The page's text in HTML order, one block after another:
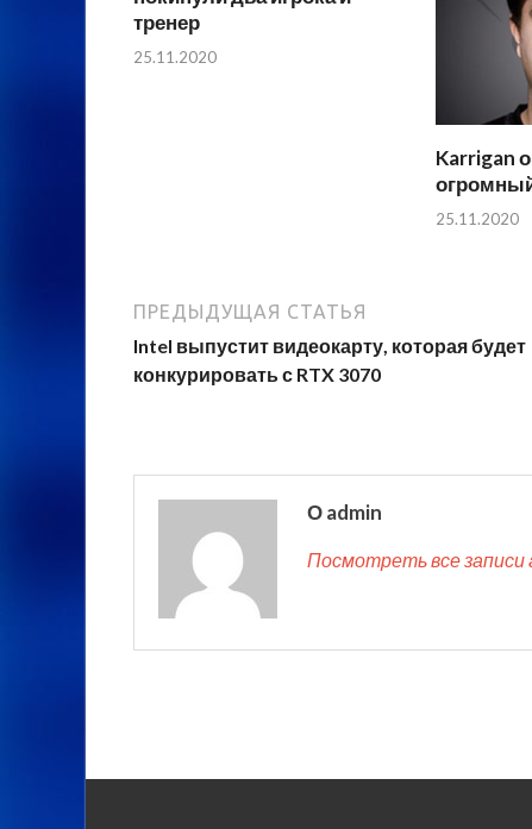
тренер
25.11.2020
Karrigan
25.11.2020
ПРЕДЫДУЩАЯ СТАТЬЯ
Intel выпустит видеокарту, которая будет
конкурировать с RTX 3070
О admin
Посмотреть все записи